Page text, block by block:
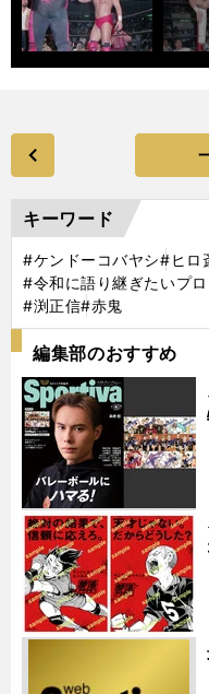
キーワード
#ケンドーコバヤシ#ヒロ
#令和に語り継ぎたいプ
#渕正信#赤鬼
編集部のおすすめ